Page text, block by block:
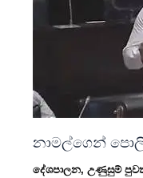
නාමල්ගෙන්
දේශපාලන,උණුසුම්